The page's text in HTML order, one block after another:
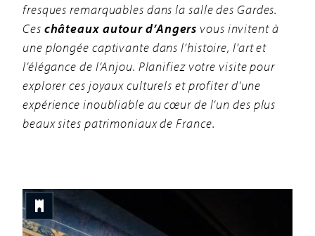
fresques remarquables dans la salle des Gardes.
Ces châteaux autour d’Angers vous invitent à
une plongée captivante dans l’histoire, l’art et
l’élégance de l’Anjou. Planifiez votre visite pour
explorer ces joyaux culturels et profiter d'une
expérience inoubliable au cœur de l’un des plus
beaux sites patrimoniaux de France.